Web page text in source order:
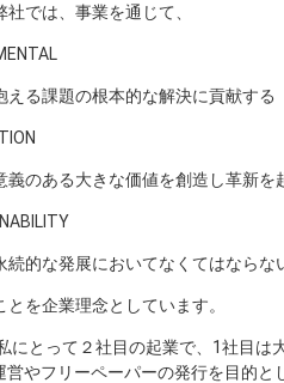
社では、事業を通じて、
える課題の根本的な解決に貢献する
義のある大きな価値を創造し革新を
続的な発展においてなくてはならな
とを企業理念としています。
にとって２社目の起業で、1社目
営やフリーペーパーの発行を目的と